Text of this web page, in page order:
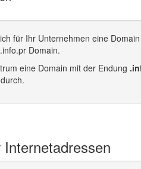
für Ihr Unternehmen eine
Domain.
eine Domain mit der Endung